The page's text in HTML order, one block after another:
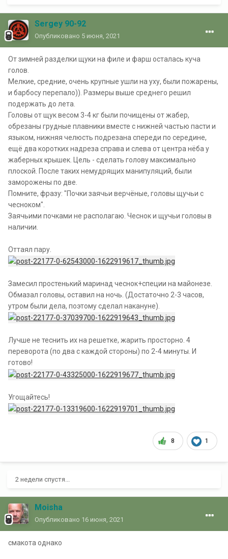
Sergey 90-92
Опубликовано 5 июня, 2021
От зимней разделки щуки на филе и фарш осталась куча
голов.
Мелкие, средние, очень крупные ушли на уху, были пожарены,
и барбосу перепало)). Размеры выше среднего решил
подержать до лета.
Головы от щук весом 3-4 кг были почищены от жабер,
обрезаны грудные плавники вместе с нижней частью пасти и
языком, нижняя челюсть подрезана спереди по середине,
ещё два коротких надреза справа и слева от центра нёба у
жаберных крышек. Цель - сделать голову максимально
плоской. После таких немудрящих манипуляций, были
заморожены по две.
Помните, фразу: "Почки заячьи верчёные, головы щучьи с
чесноком".
Заячьими почками не располагаю. Чеснок и щучьи головы в
наличии.
Оттаял пару.
Замесил простенький маринад чеснок+специи на майонезе.
Обмазал головы, оставил на ночь. (Достаточно 2-3 часов,
утром были дела, поэтому сделал накануне).
Лучше не теснить их на решетке, жарить просторно. 4
переворота (по два с каждой стороны) по 2-4 минуты. И
готово!
Угощайтесь!
8 1
2 недели спустя...
Moisha
Опубликовано 16 июня, 2021
смакота однако